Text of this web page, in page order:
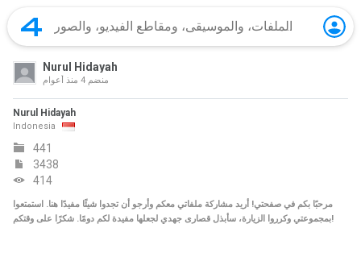
Nurul Hidayah
منضم
Nurul Hidayah
Indonesia
441
3438
414
مرحبًا بكم في صفحتي! أريد مشاركة ملفاتي معكم وأرجو أن تجدوا شيئًا مفيدًا هنا. استمتعوا
بمجموعتي وكرروا الزيارة، سأبذل قصارى جهدي لجعلها مفيدة لكم دومًا. شكرًا على وقتكم!